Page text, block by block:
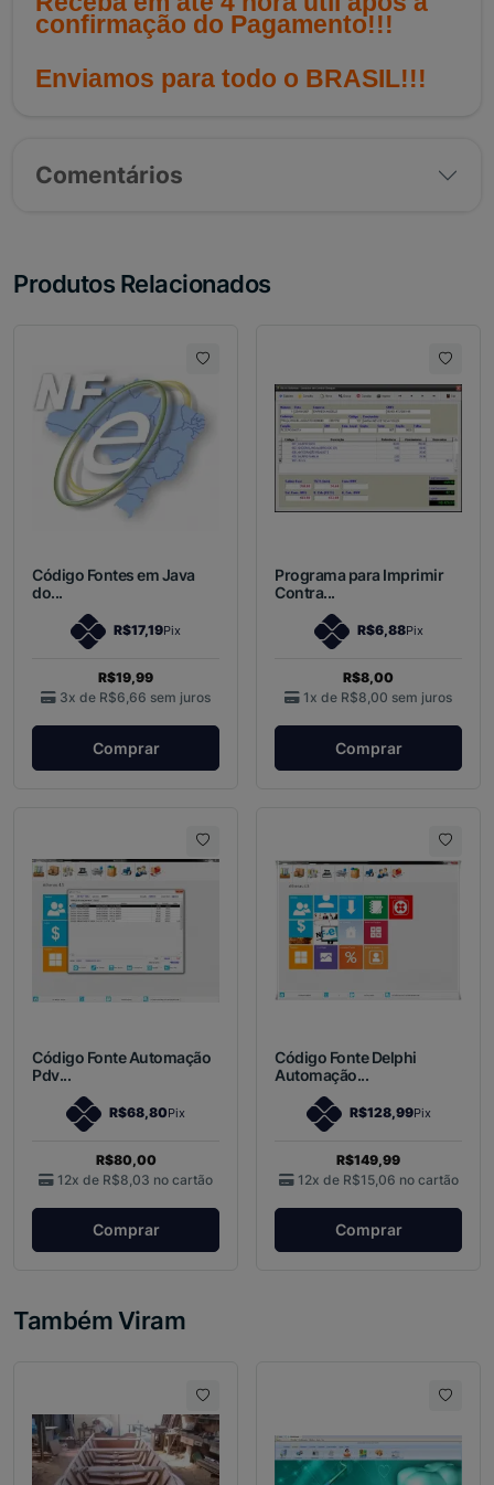
confirmação do Pagamento!!!
Enviamos para todo o BRASIL!!!
Comentários
Produtos Relacionados
Código Fontes em Java
do...
R$17,19Pix
R$19,99
3x de R$6,66 sem juros
Comprar
Programa para Imprimir
Contra...
R$6,88Pix
R$8,00
1x de R$8,00 sem juros
Comprar
Código Fonte Automação
Pdv...
R$68,80Pix
R$80,00
12x de R$8,03 no cartão
Comprar
Código Fonte Delphi
Automação...
R$128,99Pix
R$149,99
12x de R$15,06 no cartão
Comprar
Também Viram